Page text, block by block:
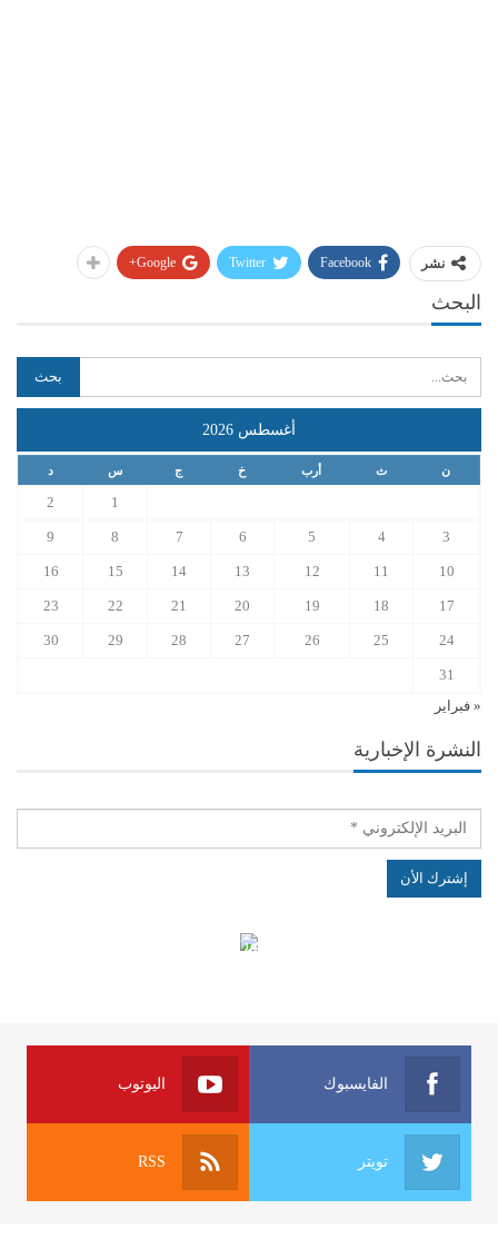
نشر Facebook
Twitter
Google+
البحث
أغسطس 2026
ن ث أرب خ ج س د
1
2
3
4
5
6
7
8
9
10
11
12
13
14
15
16
17
18
19
20
21
22
23
24
25
26
27
28
29
30
31
« فبراير
النشرة الإخبارية
الهياكل الخاضعة لقانون النفاذ إلى المعلومة
الفايسبوك اليوتوب
تويتر RSS